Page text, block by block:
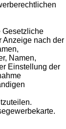
Gesetzliche
Anzeige nach der
Namen,
Einstellung der